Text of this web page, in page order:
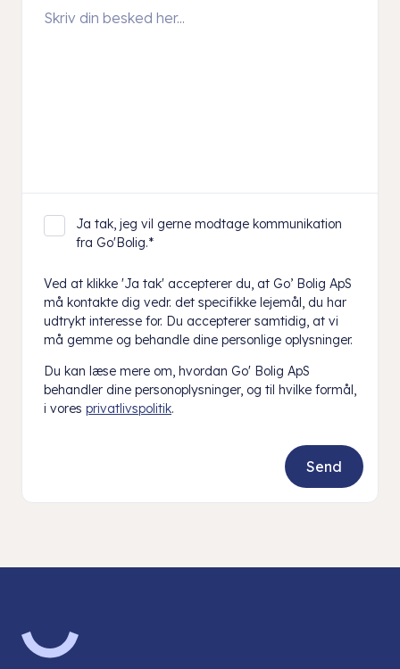
Ja tak, jeg vil gerne modtage kommunikation
fra Go'Bolig.*
Ved at klikke 'Ja tak' accepterer du, at Go’ Bolig ApS
må kontakte dig vedr. det specifikke lejemål, du har
udtrykt interesse for. Du accepterer samtidig, at vi
må gemme og behandle dine personlige oplysninger.
Du kan læse mere om, hvordan Go' Bolig ApS
behandler dine personoplysninger, og til hvilke formål,
i vores privatlivspolitik.